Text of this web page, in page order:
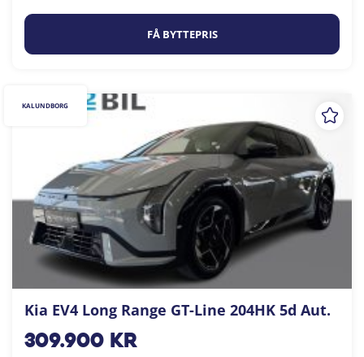
FÅ BYTTEPRIS
Kia EV4 Long Range GT-Line 204HK 5d Aut.
309.900kr
KALUNDBORG